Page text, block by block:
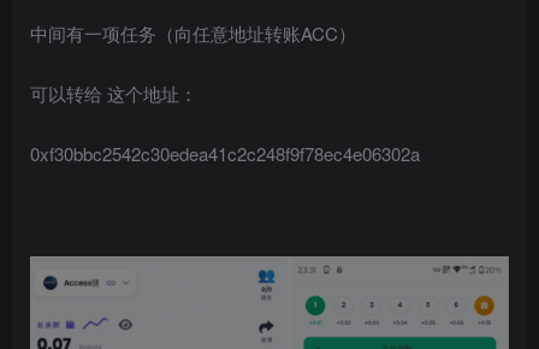
中间有一项任务（向任意地址转账ACC）
可以转给 这个地址：
0xf30bbc2542c30edea41c2c248f9f78ec4e06302a